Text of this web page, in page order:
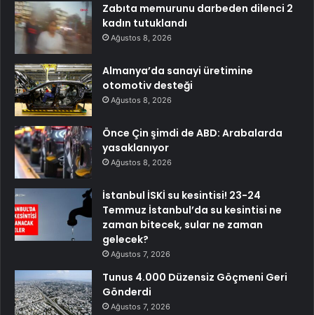
Zabıta memurunu darbeden dilenci 2
kadın tutuklandı
Ağustos 8, 2026
Almanya’da sanayi üretimine
otomotiv desteği
Ağustos 8, 2026
Önce Çin şimdi de ABD: Arabalarda
yasaklanıyor
Ağustos 8, 2026
İstanbul İSKİ su kesintisi! 23-24
Temmuz İstanbul’da su kesintisi ne
zaman bitecek, sular ne zaman
gelecek?
Ağustos 7, 2026
Tunus 4.000 Düzensiz Göçmeni Geri
Gönderdi
Ağustos 7, 2026